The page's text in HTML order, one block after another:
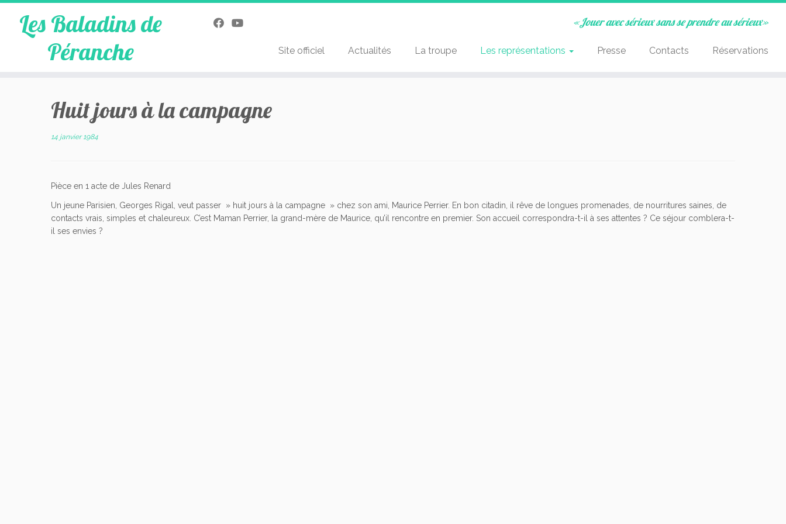
Les Baladins de
Péranche
«Jouer avec sérieux sans se prendre au sérieux»
Site officiel Actualités La troupe Les représentations Presse Contacts Réservations
Huit jours à la campagne
14 janvier 1984
Pièce en 1 acte de Jules Renard
Un jeune Parisien, Georges Rigal, veut passer » huit jours à la campagne » chez son ami, Maurice Perrier. En bon citadin, il rêve de longues promenades, de nourritures saines, de
contacts vrais, simples et chaleureux. C’est Maman Perrier, la grand-mère de Maurice, qu’il rencontre en premier. Son accueil correspondra-t-il à ses attentes ? Ce séjour comblera-t-
il ses envies ?